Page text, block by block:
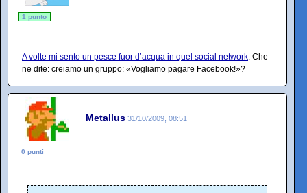
1 punto
A volte mi sento un pesce fuor d’acqua in quel social network. Che
ne dite: creiamo un gruppo: «Vogliamo pagare Facebook!»?
Metallus 31/10/2009, 08:51
0 punti